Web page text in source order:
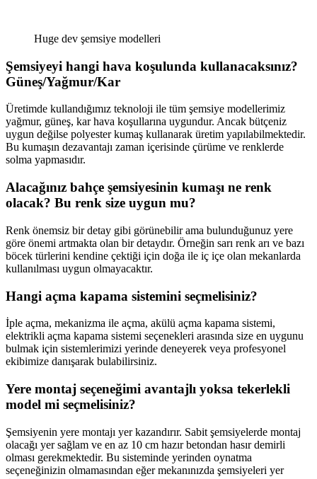
Huge dev şemsiye modelleri
Şemsiyeyi hangi hava koşulunda kullanacaksınız?
Güneş/Yağmur/Kar
Üretimde kullandığımız teknoloji ile tüm şemsiye modellerimiz
yağmur, güneş, kar hava koşullarına uygundur. Ancak bütçeniz
uygun değilse polyester kumaş kullanarak üretim yapılabilmektedir.
Bu kumaşın dezavantajı zaman içerisinde çürüme ve renklerde
solma yapmasıdır.
Alacağınız bahçe şemsiyesinin kumaşı ne renk
olacak? Bu renk size uygun mu?
Renk önemsiz bir detay gibi görünebilir ama bulunduğunuz yere
göre önemi artmakta olan bir detaydır. Örneğin sarı renk arı ve bazı
böcek türlerini kendine çektiği için doğa ile iç içe olan mekanlarda
kullanılması uygun olmayacaktır.
Hangi açma kapama sistemini seçmelisiniz?
İple açma, mekanizma ile açma, akülü açma kapama sistemi,
elektrikli açma kapama sistemi seçenekleri arasında size en uygunu
bulmak için sistemlerimizi yerinde deneyerek veya profesyonel
ekibimize danışarak bulabilirsiniz.
Yere montaj seçeneğimi avantajlı yoksa tekerlekli
model mi seçmelisiniz?
Şemsiyenin yere montajı yer kazandırır. Sabit şemsiyelerde montaj
olacağı yer sağlam ve en az 10 cm hazır betondan hasır demirli
olması gerekmektedir. Bu sisteminde yerinden oynatma
seçeneğinizin olmamasından eğer mekanınızda şemsiyeleri yer